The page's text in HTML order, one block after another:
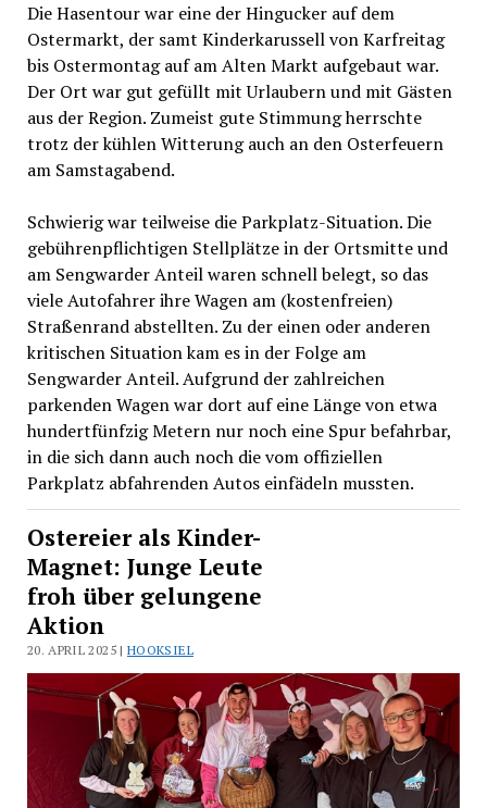
Die Hasentour war eine der Hingucker auf dem
Ostermarkt, der samt Kinderkarussell von Karfreitag
bis Ostermontag auf am Alten Markt aufgebaut war.
Der Ort war gut gefüllt mit Urlaubern und mit Gästen
aus der Region. Zumeist gute Stimmung herrschte
trotz der kühlen Witterung auch an den Osterfeuern
am Samstagabend.
Schwierig war teilweise die Parkplatz-Situation. Die
gebührenpflichtigen Stellplätze in der Ortsmitte und
am Sengwarder Anteil waren schnell belegt, so das
viele Autofahrer ihre Wagen am (kostenfreien)
Straßenrand abstellten. Zu der einen oder anderen
kritischen Situation kam es in der Folge am
Sengwarder Anteil. Aufgrund der zahlreichen
parkenden Wagen war dort auf eine Länge von etwa
hundertfünfzig Metern nur noch eine Spur befahrbar,
in die sich dann auch noch die vom offiziellen
Parkplatz abfahrenden Autos einfädeln mussten.
Ostereier als Kinder-
Magnet: Junge Leute
froh über gelungene
Aktion
20. APRIL 2025 |HOOKSIEL